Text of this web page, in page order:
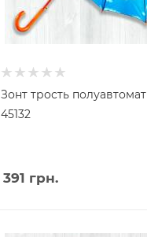
Зонт трость полуавтомат
45132
391 грн.